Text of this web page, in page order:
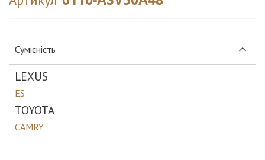
Сумісність
LEXUS
ES
TOYOTA
CAMRY